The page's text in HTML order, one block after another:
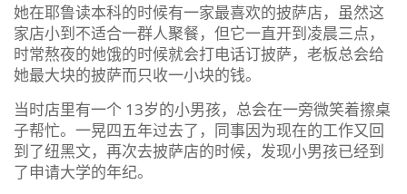
她在耶鲁读本科的时候有一家最喜欢的披萨店，虽然这
家店小到不适合一群人聚餐，但它一直开到凌晨三点，
时常熬夜的她饿的时候就会打电话订披萨，老板总会给
她最大块的披萨而只收一小块的钱。
当时店里有一个 13岁的小男孩，总会在一旁微笑着擦桌
子帮忙。一晃四五年过去了，同事因为现在的工作又回
到了纽黑文，再次去披萨店的时候，发现小男孩已经到
了申请大学的年纪。